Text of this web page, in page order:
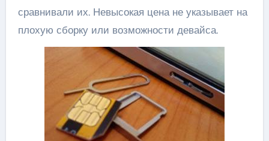
сравнивали их. Невысокая цена не указывает на
плохую сборку или возможности девайса.